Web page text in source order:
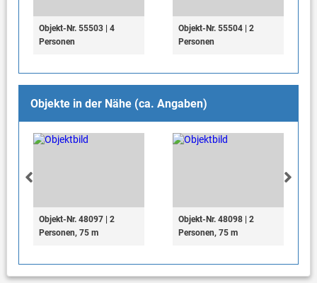
Objekt-Nr. 55503 | 4
Personen
Objekt-Nr. 55504 | 2
Personen
Objekte in der Nähe (ca. Angaben)
Objekt-Nr. 48097 | 2
Personen, 75 m
Objekt-Nr. 48098 | 2
Personen, 75 m